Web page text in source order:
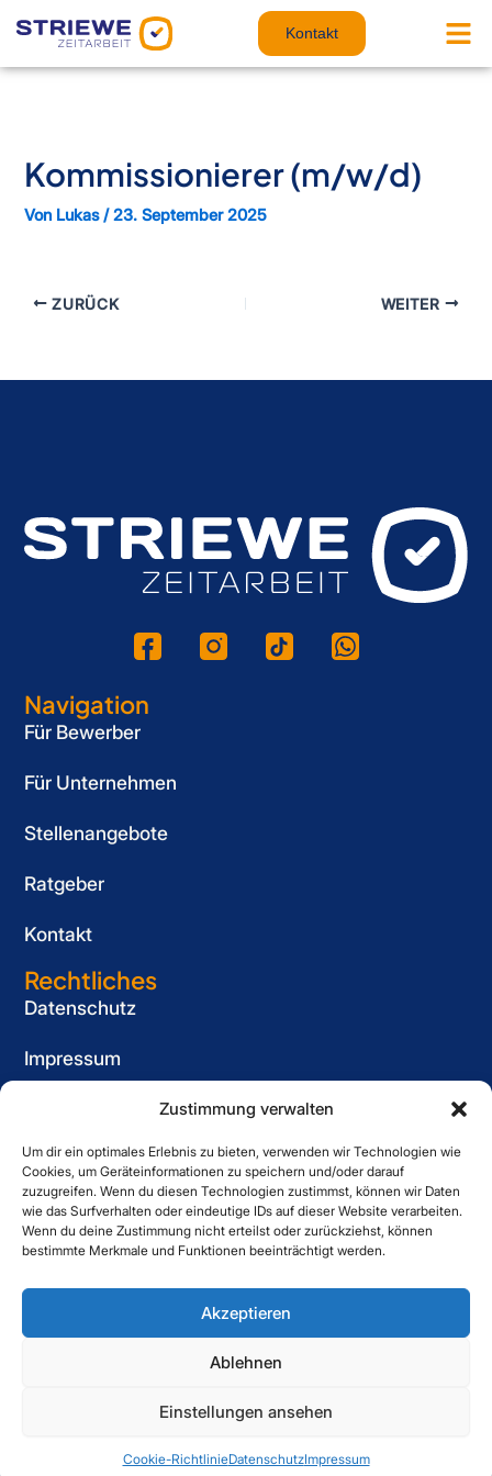
Zustimmung verwalten
Um dir ein optimales Erlebnis zu bieten, verwenden wir Technologien wie
Cookies, um Geräteinformationen zu speichern und/oder darauf
zuzugreifen. Wenn du diesen Technologien zustimmst, können wir Daten
wie das Surfverhalten oder eindeutige IDs auf dieser Website verarbeiten.
Wenn du deine Zustimmung nicht erteilst oder zurückziehst, können
bestimmte Merkmale und Funktionen beeinträchtigt werden.
Akzeptieren
Ablehnen
Einstellungen ansehen
Cookie-RichtlinieDatenschutzImpressum
Inhalt
Kontakt
Kommissionierer (m/w/d)
Von Lukas/23. September 2025
ZURÜCK WEITER
Navigation
Für Bewerber
Für Unternehmen
Stellenangebote
Ratgeber
Kontakt
Rechtliches
Datenschutz
Impressum
Cookie-Richtlinie (EU)
Informationspflicht
für Bewerber
Kontakt
Striewe Zeitarbeit GmbH
05021 6080060